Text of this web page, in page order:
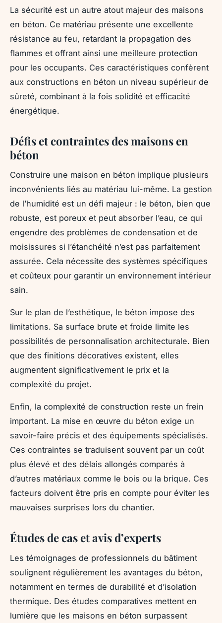
La sécurité est un autre atout majeur des maisons
en béton. Ce matériau présente une excellente
résistance au feu, retardant la propagation des
flammes et offrant ainsi une meilleure protection
pour les occupants. Ces caractéristiques confèrent
aux constructions en béton un niveau supérieur de
sûreté, combinant à la fois solidité et efficacité
énergétique.
Défis et contraintes des maisons en
béton
Construire une maison en béton implique plusieurs
inconvénients liés au matériau lui-même. La gestion
de l’humidité est un défi majeur : le béton, bien que
robuste, est poreux et peut absorber l’eau, ce qui
engendre des problèmes de condensation et de
moisissures si l’étanchéité n’est pas parfaitement
assurée. Cela nécessite des systèmes spécifiques
et coûteux pour garantir un environnement intérieur
sain.
Sur le plan de l’esthétique, le béton impose des
limitations. Sa surface brute et froide limite les
possibilités de personnalisation architecturale. Bien
que des finitions décoratives existent, elles
augmentent significativement le prix et la
complexité du projet.
Enfin, la complexité de construction reste un frein
important. La mise en œuvre du béton exige un
savoir-faire précis et des équipements spécialisés.
Ces contraintes se traduisent souvent par un coût
plus élevé et des délais allongés comparés à
d’autres matériaux comme le bois ou la brique. Ces
facteurs doivent être pris en compte pour éviter les
mauvaises surprises lors du chantier.
Études de cas et avis d’experts
Les témoignages de professionnels du bâtiment
soulignent régulièrement les avantages du béton,
notamment en termes de durabilité et d’isolation
thermique. Des études comparatives mettent en
lumière que les maisons en béton surpassent